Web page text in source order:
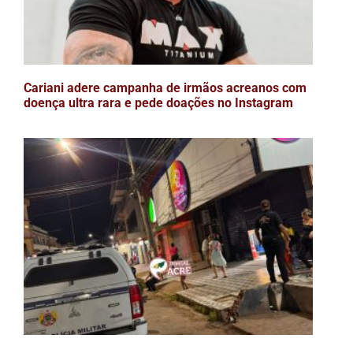
Cariani adere campanha de irmãos acreanos com
doença ultra rara e pede doações no Instagram